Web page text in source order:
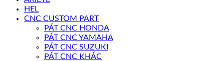
HEL
CNC CUSTOM PART
PÁT CNC HONDA
PÁT CNC YAMAHA
PÁT CNC SUZUKI
PÁT CNC KHÁC